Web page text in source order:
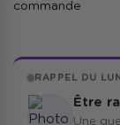
commande
RAPPEL DU
Être
Une